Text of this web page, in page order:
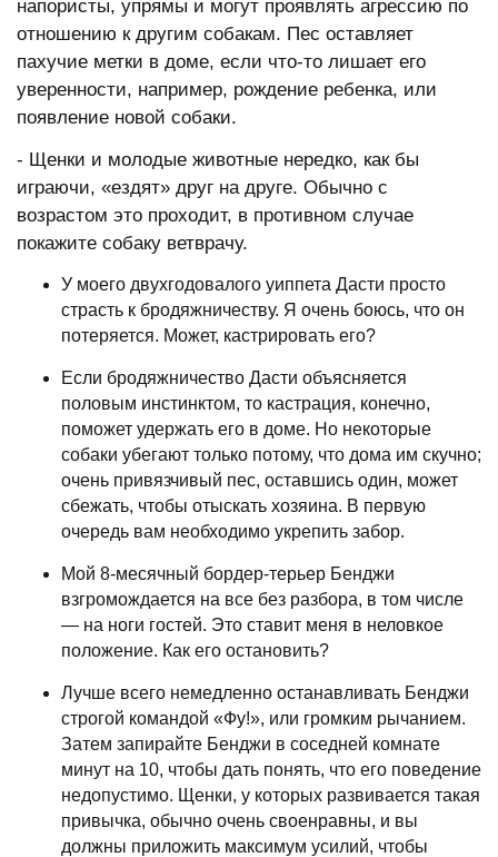
напористы, упрямы и могут проявлять агрессию по
отношению к другим собакам. Пес оставляет
пахучие метки в доме, если что-то лишает его
уверенности, например, рождение ребенка, или
появление новой собаки.
- Щенки и молодые животные нередко, как бы
играючи, «ездят» друг на друге. Обычно с
возрастом это проходит, в противном случае
покажите собаку ветврачу.
У моего двухгодовалого уиппета Дасти просто
страсть к бродяжничеству. Я очень боюсь, что он
потеряется. Может, кастрировать его?
Если бродяжничество Дасти объясняется
половым инстинктом, то кастрация, конечно,
поможет удержать его в доме. Но некоторые
собаки убегают только потому, что дома им скучно;
очень привязчивый пес, оставшись один, может
сбежать, чтобы отыскать хозяина. В первую
очередь вам необходимо укрепить забор.
Мой 8-месячный бордер-терьер Бенджи
взгромождается на все без разбора, в том числе
— на ноги гостей. Это ставит меня в неловкое
положение. Как его остановить?
Лучше всего немедленно останавливать Бенджи
строгой командой «Фу!», или громким рычанием.
Затем запирайте Бенджи в соседней комнате
минут на 10, чтобы дать понять, что его поведение
недопустимо. Щенки, у которых развивается такая
привычка, обычно очень своенравны, и вы
должны приложить максимум усилий, чтобы